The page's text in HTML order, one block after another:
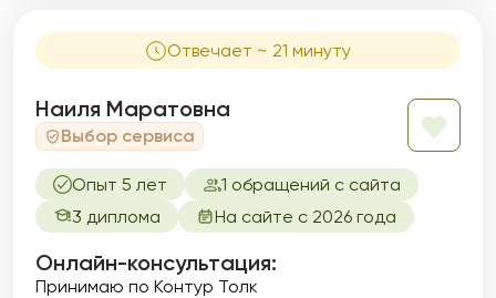
Отвечает ~ 21 минуту
Наиля Маратовна
Выбор сервиса
Опыт 5 лет
1 обращений с сайта
3 диплома
На сайте с 2026 года
Онлайн-консультация:
Принимаю по Контур Толк